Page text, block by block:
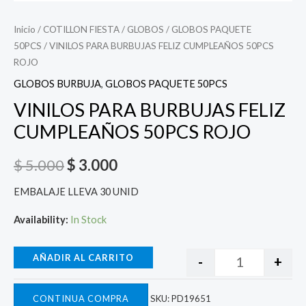
Inicio / COTILLON FIESTA/ GLOBOS / GLOBOS PAQUETE
50PCS / VINILOS PARA BURBUJAS FELIZ CUMPLEAÑOS 50PCS
ROJO
GLOBOS BURBUJA, GLOBOS PAQUETE 50PCS
VINILOS PARA BURBUJAS FELIZ
CUMPLEAÑOS 50PCS ROJO
$5.000$ 3.000
EMBALAJE LLEVA 30 UNID
Availability: In Stock
- +
AÑADIR AL CARRITO
CONTINUA COMPRA SKU:PD19651